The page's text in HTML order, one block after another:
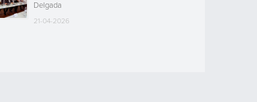
Delgada
21-04-2026